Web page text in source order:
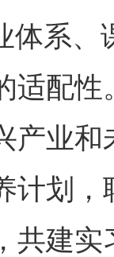
体系
适配
产业和
计划
共建实